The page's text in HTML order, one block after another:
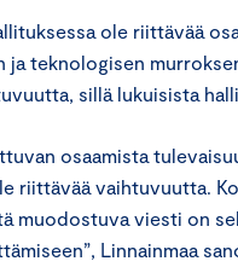
ole riittävää
teknologisen
sillä lukuisista
osaamista
riittävää vaihtuvuutta.
muodostuva viesti on
Linnainmaa